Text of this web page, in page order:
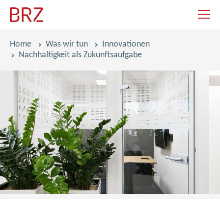
Pfadnavigation
Home Was wir tun
Innovationen
Nachhaltigkeit als Zukunftsaufgabe